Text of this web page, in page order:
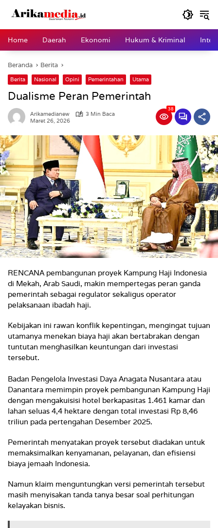
Home
Daerah Ekonomi Hukum & Kriminal
Beranda Berita
Berita Nasional Opini Pemerintahan Utama
Dualisme Peran Pemerintah
Arikamedianew
3 Min Baca
Maret 26, 2026
38
RENCANA pembangunan proyek Kampung Haji Indonesia
di Mekah, Arab Saudi, makin mempertegas peran ganda
pemerintah sebagai regulator sekaligus operator
pelaksanaan ibadah haji.
Kebijakan ini rawan konflik kepentingan, mengingat tujuan
utamanya menekan biaya haji akan bertabrakan dengan
tuntutan menghasilkan keuntungan dari investasi
tersebut.
Badan Pengelola Investasi Daya Anagata Nusantara atau
Danantara memimpin proyek pembangunan Kampung Haji
dengan mengakuisisi hotel berkapasitas 1.461 kamar dan
lahan seluas 4,4 hektare dengan total investasi Rp 8,46
triliun pada pertengahan Desember 2025.
Pemerintah menyatakan proyek tersebut diadakan untuk
memaksimalkan kenyamanan, pelayanan, dan efisiensi
biaya jemaah Indonesia.
Namun klaim menguntungkan versi pemerintah tersebut
masih menyisakan tanda tanya besar soal perhitungan
kelayakan bisnis.